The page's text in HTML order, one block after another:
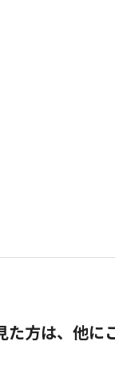
た方は、他に